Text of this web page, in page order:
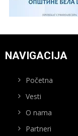
NAVIGACIJA
Početna
Vesti
O nama
Partneri